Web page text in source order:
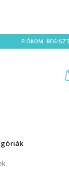
FIÓKOM